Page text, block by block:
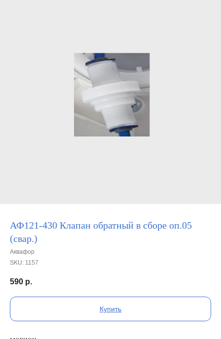
АФ121-430 Клапан обратный в сборе оп.05
(свар.)
Аквафор
SKU: 1157
590 р.
Купить